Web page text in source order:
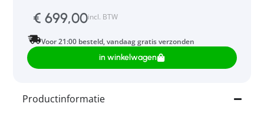
€ 699,00incl. BTW
Voor 21:00 besteld, vandaag gratis verzonden
in winkelwagen
Productinformatie